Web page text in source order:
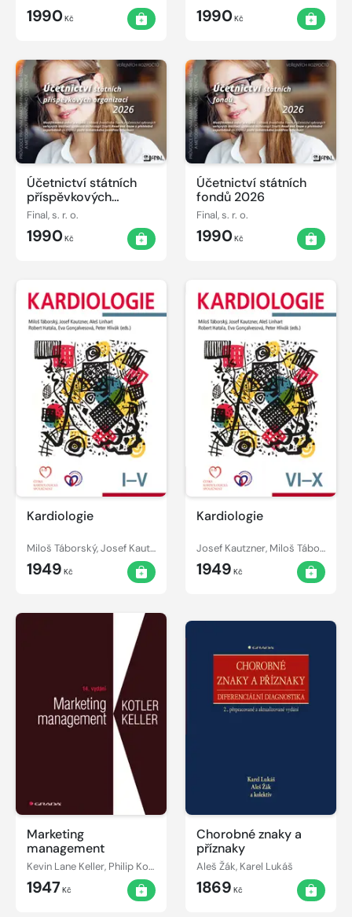
1990Kč 1990Kč
Účetnictví státních
příspěvkových
organizací 2026
Final, s. r. o.
1990Kč
Účetnictví státních
fondů 2026
Final, s. r. o.
1990Kč
Kardiologie
Miloš Táborský, Josef Kautzner, Aleš Linhart
1949 Kč
Kardiologie
Josef Kautzner, Miloš Táborský, Aleš Linhart
1949 Kč
Marketing
management
Kevin Lane Keller, Philip Kotler
1947Kč
Chorobné znaky a
příznaky
Aleš Žák, Karel Lukáš
1869 Kč